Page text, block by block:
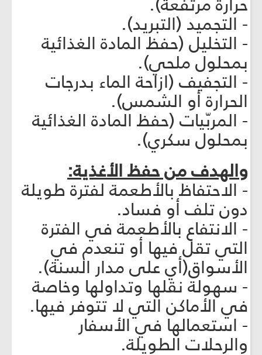
- التجميد (التبريد).
- التخليل (حفظ المادة الغذائية
بمحلول ملحي).
- التجفيف (ازاحة الماء بدرجات
الحرارة أو الشمس).
- المربّيات (حفظ المادة الغذائية
بمحلول سكري).
والهدف من حفظ الأغذية:
- الاحتفاظ بالأطعمة لفترة طويلة
دون تلف أو فساد.
- الانتفاع بالأطعمة في الفترة
التي تقل فيها أو تنعدم في
الأسواق(أي على مدار السنة).
- سهولة نقلها وتداولها وخاصة
في الأماكن التي لا تتوفر فيها.
- استعمالها في الأسفار
والرحلات الطويلة.